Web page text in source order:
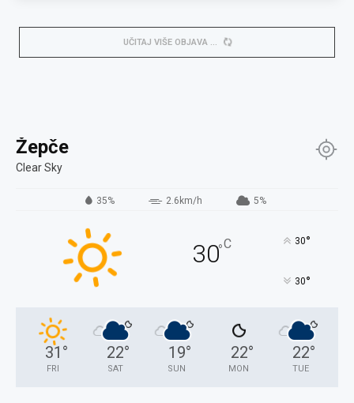
UČITAJ VIŠE OBJAVA
Žepče
Clear Sky
35% 2.6km/h 5%
30°C 30°
30°
31 °
FRI
22°
SAT
19°
SUN
22°
MON
22°
TUE